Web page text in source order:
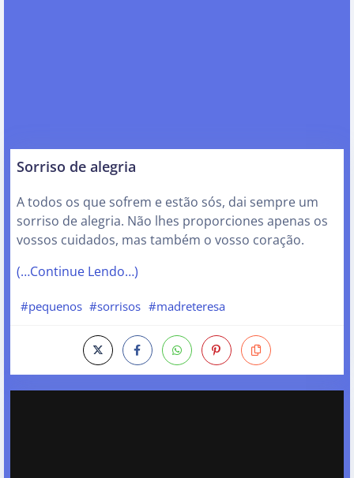
Sorriso de alegria
A todos os que sofrem e estão sós, dai sempre um
sorriso de alegria. Não lhes proporciones apenas os
vossos cuidados, mas também o vosso coração.
(…Continue Lendo…)
#pequenos #sorrisos #madreteresa